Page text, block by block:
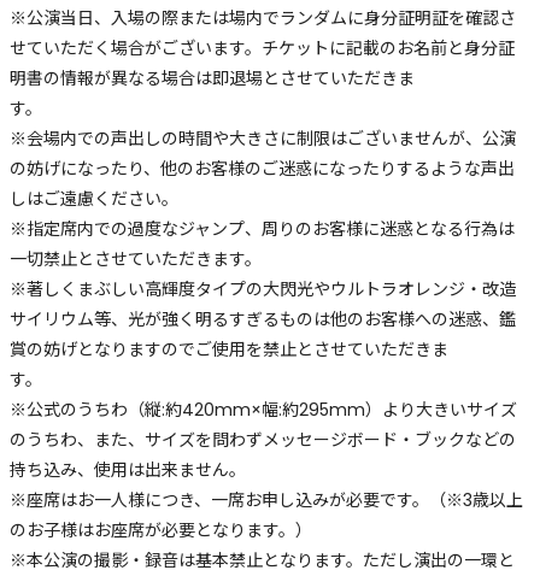
※公演当日、入場の際または場内でランダムに身分証明証を確認さ
せていただく場合がございます。チケットに記載のお名前と身分証
明書の情報が異なる場合は即退場とさせていただきま
す。
※会場内での声出しの時間や大きさに制限はございませんが、公演
の妨げになったり、他のお客様のご迷惑になったりするような声出
しはご遠慮ください。
※指定席内での過度なジャンプ、周りのお客様に迷惑となる行為は
一切禁止とさせていただきます。
※著しくまぶしい高輝度タイプの大閃光やウルトラオレンジ・改造
サイリウム等、光が強く明るすぎるものは他のお客様への迷惑、鑑
賞の妨げとなりますのでご使用を禁止とさせていただきま
す。
※公式のうちわ（縦:約420mm×幅:約295mm）より大きいサイズ
のうちわ、また、サイズを問わずメッセージボード・ブックなどの
持ち込み、使用は出来ません。
※座席はお一人様につき、一席お申し込みが必要です。（※3歳以上
のお子様はお座席が必要となります。）
※本公演の撮影・録音は基本禁止となります。ただし演出の一環と